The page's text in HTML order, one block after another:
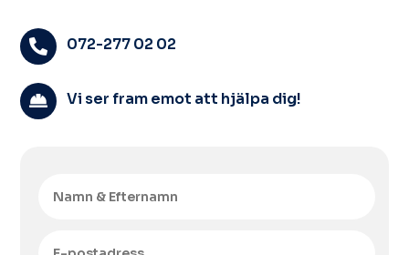
 072-277 02 02
 Vi ser fram emot att hjälpa dig!